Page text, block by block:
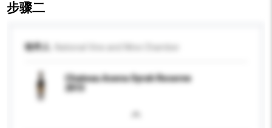
步骤二
收件人
Chateau Asena Syrah Reserve